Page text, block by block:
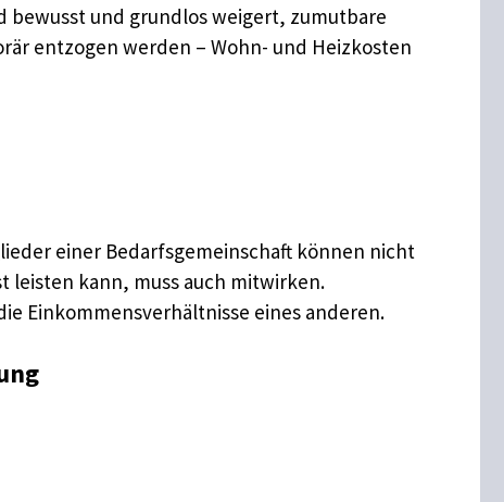
bewusst und grundlos weigert, zumutbare
entzogen werden – Wohn- und Heizkosten
einer Bedarfsgemeinschaft können nicht
leisten kann, muss auch mitwirken.
Einkommensverhältnisse eines anderen.